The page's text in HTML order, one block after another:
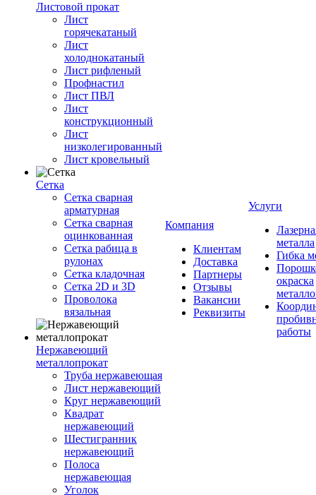
Листовой прокат
Лист
горячекатаный
Лист
холоднокатаный
Лист рифленый
Профнастил
Лист ПВЛ
Лист
конструкционный
Лист
низколегированный
Лист кровельный
Сетка
Сетка сварная
арматурная
Сетка сварная
оцинкованная
Сетка рабица в
рулонах
Сетка кладочная
Сетка 2D и 3D
Проволока
вязальная
Нержавеющий
металлопрокат
Труба нержавеющая
Лист нержавеющий
Круг нержавеющий
Квадрат
нержавеющий
Шестигранник
нержавеющий
Полоса
нержавеющая
Уголок
Компания
Клиентам
Доставка
Партнеры
Отзывы
Вакансии
Реквизиты
Услуги
металла
Гибка
окраска
работы